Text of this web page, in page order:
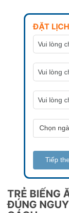
ĐẶT
Tiếp
TRẺ BIẾNG
ĐÚNG